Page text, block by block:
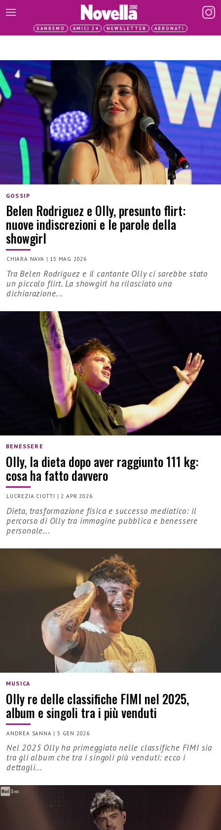
SANREMO AMICI 24 NEWSLETTER ABBONATI
GOSSIP
Belen Rodriguez e Olly, presunto flirt:
nuove indiscrezioni e le parole della
showgirl
CHIARA NAVA | 15 MAG 2026
Tra Belen Rodriguez e il cantante Olly ci sarebbe stato
un piccolo flirt. La showgirl ha rilasciato una
dichiarazione...
BENESSERE
Olly, la dieta dopo aver raggiunto 111 kg:
cosa ha fatto davvero
LUCREZIA CIOTTI | 2 APR 2026
Dieta, trasformazione fisica e successo mediatico: il
percorso di Olly tra immagine pubblica e benessere
personale...
MUSICA
Olly re delle classifiche FIMI nel 2025,
album e singoli tra i più venduti
ANDREA SANNA | 5 GEN 2026
Nel 2025 Olly ha primeggiato nelle classifiche FIMI sia
tra gli album che tra i singoli più venduti: ecco i
dettagli...